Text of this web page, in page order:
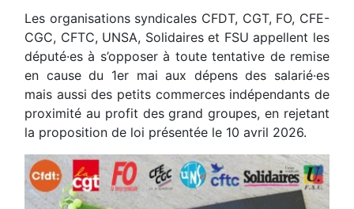
Les organisations syndicales CFDT, CGT, FO, CFE-
CGC, CFTC, UNSA, Solidaires et FSU appellent les
député·es à s’opposer à toute tentative de remise
en cause du 1er mai aux dépens des salarié·es
mais aussi des petits commerces indépendants de
proximité au profit des grand groupes, en rejetant
la proposition de loi présentée le 10 avril 2026.